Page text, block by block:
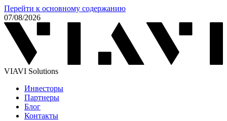
Перейти к основному содержанию
07/08/2026
VIAVI Solutions
Инвесторы
Партнеры
Блог
Контакты